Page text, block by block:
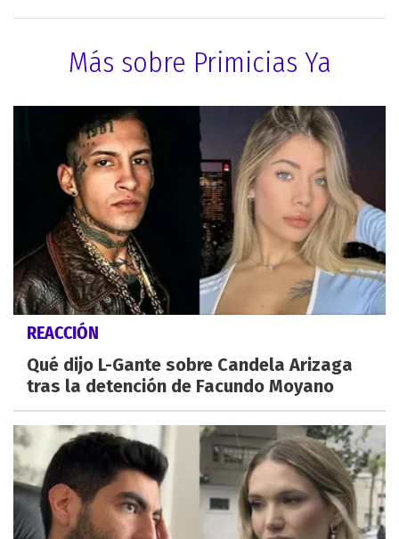
Más sobre Primicias Ya
REACCIÓN
Qué dijo L-Gante sobre Candela Arizaga
tras la detención de Facundo Moyano